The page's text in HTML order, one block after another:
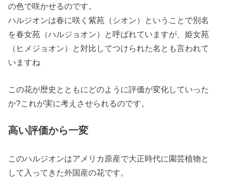
の色で咲かせるのです。
ハルジオンは春に咲く紫苑（シオン）ということで別名
を春女苑（ハルジョオン）と呼ばれていますが、姫女苑
（ヒメジョオン）と対比してつけられた名とも言われて
いますね
この花が歴史とともにどのように評価が変化していった
か?これが実に考えさせられるのです。
高い評価から一変
このハルジオンはアメリカ原産で大正時代に園芸植物と
して入ってきた外国産の花です。